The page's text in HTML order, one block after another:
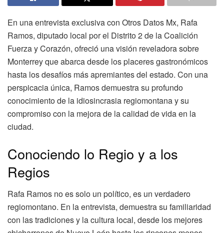
En una entrevista exclusiva con Otros Datos Mx, Rafa
Ramos, diputado local por el Distrito 2 de la Coalición
Fuerza y Corazón, ofreció una visión reveladora sobre
Monterrey que abarca desde los placeres gastronómicos
hasta los desafíos más apremiantes del estado. Con una
perspicacia única, Ramos demuestra su profundo
conocimiento de la idiosincrasia regiomontana y su
compromiso con la mejora de la calidad de vida en la
ciudad.
Conociendo lo Regio y a los
Regios
Rafa Ramos no es solo un político, es un verdadero
regiomontano. En la entrevista, demuestra su familiaridad
con las tradiciones y la cultura local, desde los mejores